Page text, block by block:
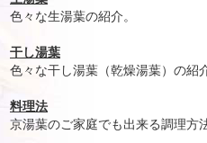
色々な生湯葉の紹介。
干し湯葉
色々な干し湯葉（乾燥湯葉）の紹
料理法
京湯葉のご家庭でも出来る調理方